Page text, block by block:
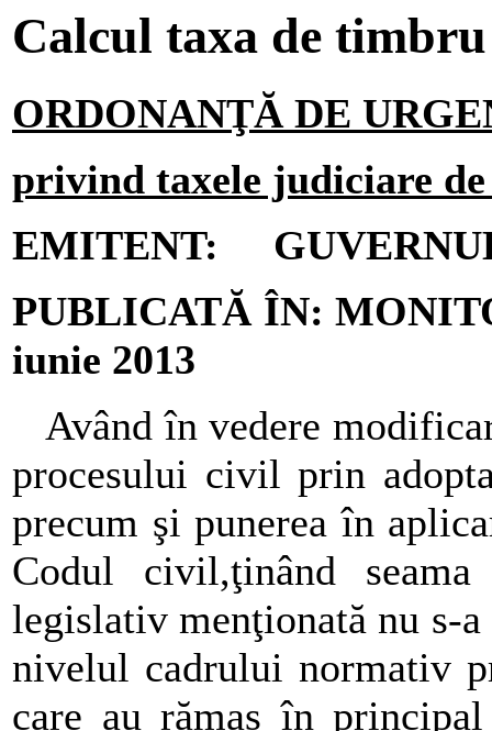
Calcul taxa de
ORDONANŢĂ DE
privind taxele judiciare
EMITENT:
PUBLICATĂ ÎN:
iunie 2013
Având în vedere
procesului civil prin
precum şi punerea în
Codul civil,ţinând
legislativ menţionată nu s-
nivelul cadrului normativ
care au rămas în